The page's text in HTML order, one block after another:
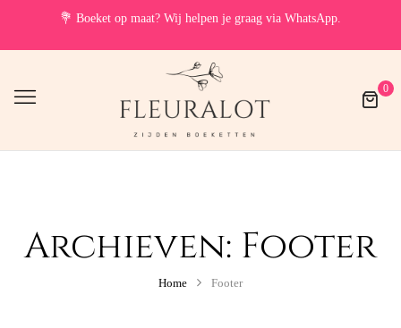
💐 Boeket op maat? Wij helpen je graag via WhatsApp.
0
Archieven: Footer
Home Footer